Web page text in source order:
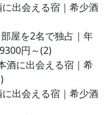
に出会える宿｜希少酒
屋を2名で独占｜年
円～(2)
酒に出会える宿｜希
に出会える宿｜希少酒